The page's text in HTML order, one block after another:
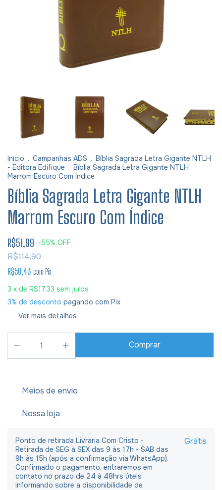
Início . Campanhas ADS . Bíblia Sagrada Letra Gigante NTLH
- Editora Edifique . Bíblia Sagrada Letra Gigante NTLH
Marrom Escuro Com Índice
Bíblia Sagrada Letra Gigante NTLH
Marrom Escuro Com Índice
R$51,99 -55% OFF
R$114,90
R$50,43 com Pix
3 x de R$17,33 sem juros
3% de desconto pagando com Pix
Ver mais detalhes
Meios de envio
Nossa loja
Ponto de retirada Livraria Com Cristo -
Retirada de SEG à SEX das 9 às 17h - SAB das
9h às 15h (após a confirmação via WhatsApp).
Confirmado o pagamento, entraremos em
contato no prazo de 24 à 48hrs úteis
informando sobre a disponibilidade de
Grátis